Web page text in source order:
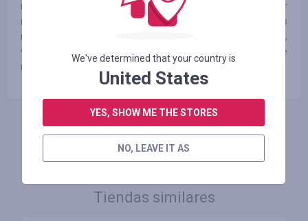
высоких ценников, как в розничных магазинах. Вот
почему Nastydress опирается на свой ​​многолетний опыт в
индустрии моды вместе с ведущими производителями,
чтобы принести топ предложения цен на модные
новинки.
INICIE SESIÓN PARA DEJAR UNA RESEÑA
Tiendas similares
We've determined that your country is
United States
YES, SHOW ME THE STORES
NO, LEAVE IT AS